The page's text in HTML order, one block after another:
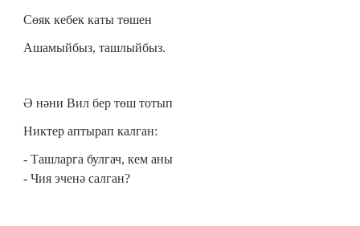
Сөяк кебек каты төшен
Ашамыйбыз, ташлыйбыз.
Ә нәни Вил бер төш тотып
Никтер аптырап калган:
- Ташларга булгач, кем аны
- Чия эченә салган?